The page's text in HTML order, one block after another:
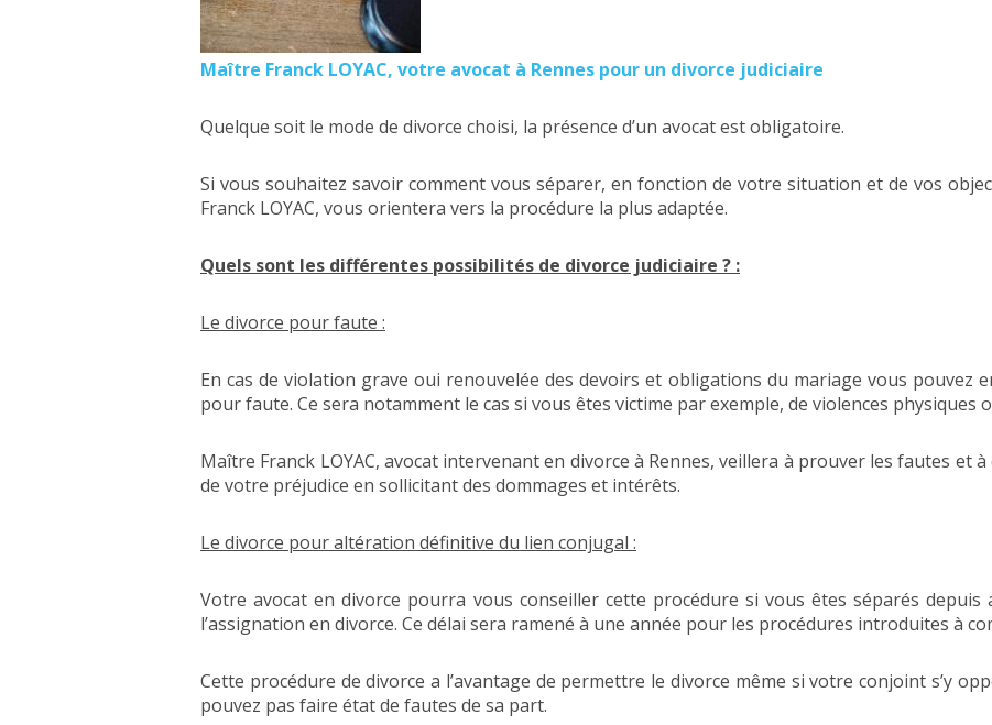
Maître Franck LOYAC, votre avocat à Rennes pour un divorce judiciaire
Quelque soit le mode de divorce choisi, la présence d’un avocat est obligatoire.
Si vous souhaitez savoir comment vous séparer, en fonction de votre situation et de vos
Franck LOYAC, vous orientera vers la procédure la plus adaptée.
Quels sont les différentes possibilités de divorce judiciaire ? :
Le divorce pour faute :
En cas de violation grave oui renouvelée des devoirs et obligations du mariage vous pouvez
pour faute. Ce sera notamment le cas si vous êtes victime par exemple, de violences physiques
Maître Franck LOYAC, avocat intervenant en divorce à Rennes, veillera à prouver les fautes et
de votre préjudice en sollicitant des dommages et intérêts.
Le divorce pour altération définitive du lien conjugal :
Votre avocat en divorce pourra vous conseiller cette procédure si vous êtes séparés
l’assignation en divorce. Ce délai sera ramené à une année pour les procédures introduites à
Cette procédure de divorce a l’avantage de permettre le divorce même si votre conjoint s’y
pouvez pas faire état de fautes de sa part.